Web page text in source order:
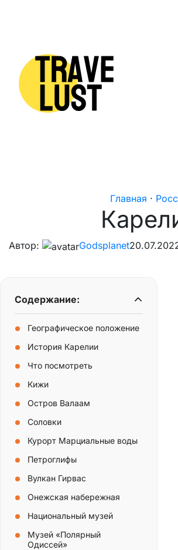
Главная ·
Автор: Godsplanet
Содержание:
Географическое положение
История Карелии
Что посмотреть
Кижи
Остров Валаам
Соловки
Курорт Марциальные воды
Петроглифы
Вулкан Гирвас
Онежская набережная
Национальный музей
Музей «Полярный
Одиссей»